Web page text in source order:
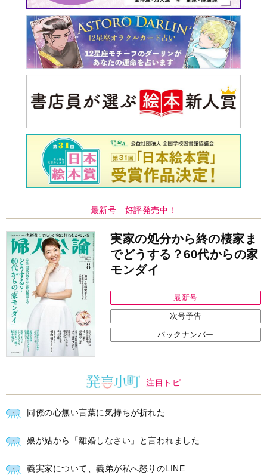
最新号 好評発売中！
実家の処分から終の棲家ま
でどうする？60代からの家
モンダイ
最新号
次号予告
バックナンバー
注目トピ
同僚の心無い言葉に気持ちが折れた
娘が姑から「離婚しなさい」と言われました
義実家について、義弟が私へ怒りのLINE